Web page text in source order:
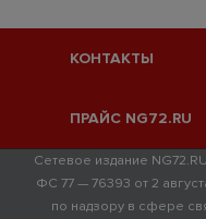
КОНТАКТЫ
ПРАЙС NG72.RU
Сетевое издание
ФС 77 — 76393 от 2
по надзору в сфере